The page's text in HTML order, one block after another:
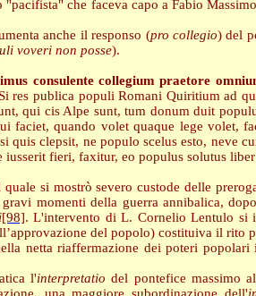
che faceva capo a Fabio
anche il responso (pro collegio) del
voveri non posse).
consulente collegium praetore
res publica populi Romani Quiritium ad
qui cis Alpe sunt, tum donum duit
faciet, quando volet quaque lege volet,
clepsit, ne populo scelus esto, neve
fieri, faxitur, eo populus solutus liber
si mostrò severo custode delle
momenti della guerra annibalica,
[98]. L'intervento di L. Cornelio Lentulo si
del popolo) costituiva il rito
netta riaffermazione dei poteri
l'interpretatio del pontefice massimo